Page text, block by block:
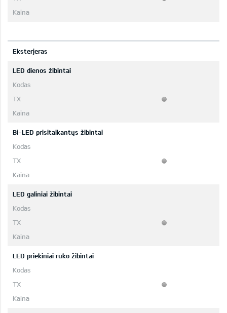
Eksterjeras
LED dienos žibintai
Bi-LED prisitaikantys žibintai
LED galiniai žibintai
LED priekiniai rūko žibintai